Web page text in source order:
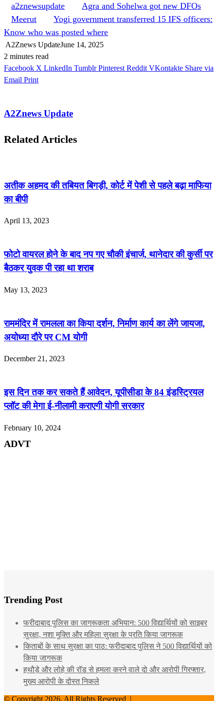
a2znewsupdate
Agra and Sohelwa got new DFOs
Meerut
Yogi government transferred 15 IFS officers:
Know who was posted where
A2Znews UpdateJune 14, 2025
2 minutes read
Facebook X LinkedIn Tumblr Pinterest Reddit VKontakte Share via
Email Print
A2Znews Update
Related Articles
अतीक अहमद की तबियत बिगड़ी, कोर्ट में पेशी से पहले बढ़ा माफिया
का बीपी
April 13, 2023
फोटो वायरल होने के बाद नप गए चौकी इंचार्ज, थानेदार की कुर्सी पर
बैठकर युवक पी रहा था शराब
May 13, 2023
राममंदिर में रामलला का किया दर्शन, निर्माण कार्य का लेंगे जायजा,
अयोध्या दौरे पर CM योगी
December 21, 2023
इस दिन तक कर सकते हैं आवेदन, यूपीसीडा के 84 इंडस्ट्रियल
प्लॉट की मेगा ई-नीलामी कराएगी योगी सरकार
February 10, 2024
ADVT
Trending Post
फरीदाबाद पुलिस का जागरूकता अभियान: 500 विद्यार्थियों को साइबर
सुरक्षा, नशा मुक्ति और महिला सुरक्षा के प्रति किया जागरूक
किताबों के साथ सुरक्षा का पाठ: फरीदाबाद पुलिस ने 500 विद्यार्थियों को
किया जागरूक
हथौड़े और लोहे की रॉड से हमला करने वाले दो और आरोपी गिरफ्तार,
मुख्य आरोपी के दोस्त निकले
© Copyright 2026, All Rights Reserved |